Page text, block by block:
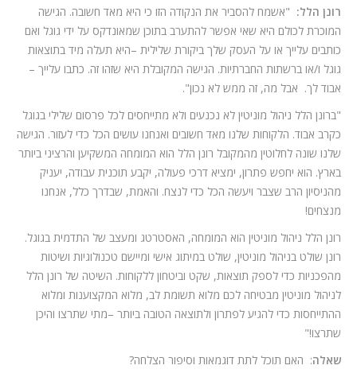
רונן הלל: "אשמח להסביר את הנקודה הזו כי היא מאד חשובה. הגישה
המוכרת לכולם היא שאי אפשר להתערב בתוכן שמאונדקס על ידי גוגל ואם
כותבים עלייך או על העסק שלך ביקורת שלילית –היא תעלה מיד בתוצאות
גוגל ו/או ברשתות החברתיות. הגישה המקובלת היא שזהו זה. כתבו עלייך –
אבוד לך. אבל מה, זה ממש לא נכון".
"ברונן הלל ניהול מוניטין לא נכנעים ולא מתייחסים לכל פרסום שלילי בגוגל
כקרב אבוד. הלקוחות שלנו מאד חשובים ואנחנו עושים הכל כדי לעזור. הגישה
שלנו שונה לחלוטין מהמקובל רונן הלל הוא המומחה המשקיען והרציני ביותר
בארץ. הוא יחפש פתרון, ימציא דרכי פעולה, יקבע תוכנית עבודה, יעניק
מהניסיון הרב שצבר ויעשה הכל כדי לנצח. והאמת, שבדרך כלל, אנחנו
מנצחים!
רונן הלל ניהול מוניטין הוא המומחה, האסטרטג ומעצב של התדמית בגוגל.
רונן שולט בניהול מוניטין, שולט במיתוג אישי ומיישם טכנולוגיות ושיטות
מהפכניות כדי לספק תוצאות, שקט וביטחון ללקוחות. השיטה של רונן הלל
לניהול מוניטין מבטיחה לכם מלוא תשומת לב, מלוא המקצוענות ומלוא
ההתייחסות כדי להגיע לפתרון ולתוצאה הטובה ביותר –מתי שתרצו והיכן
שתרצו!"
שאלה: האם תוכל לתת דוגמאות וסיפור הצלחה?